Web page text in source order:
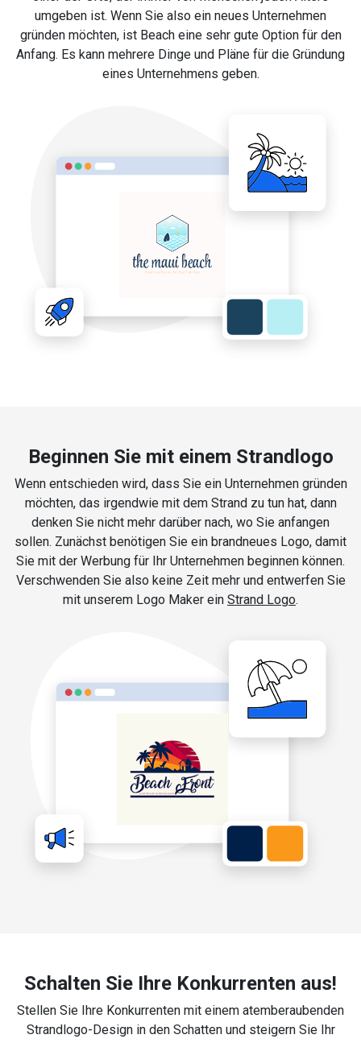
umgeben ist. Wenn Sie also ein neues Unternehmen
gründen möchten, ist Beach eine sehr gute Option für den
Anfang. Es kann mehrere Dinge und Pläne für die Gründung
eines Unternehmens geben.
Beginnen Sie mit einem Strandlogo
Wenn entschieden wird, dass Sie ein Unternehmen gründen
möchten, das irgendwie mit dem Strand zu tun hat, dann
denken Sie nicht mehr darüber nach, wo Sie anfangen
sollen. Zunächst benötigen Sie ein brandneues Logo, damit
Sie mit der Werbung für Ihr Unternehmen beginnen können.
Verschwenden Sie also keine Zeit mehr und entwerfen Sie
mit unserem Logo Maker ein Strand Logo.
Schalten Sie Ihre Konkurrenten aus!
Stellen Sie Ihre Konkurrenten mit einem atemberaubenden
Strandlogo-Design in den Schatten und steigern Sie Ihr